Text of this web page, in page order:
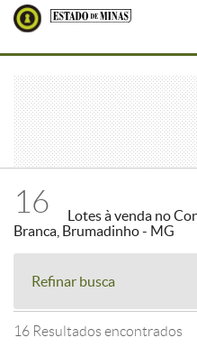
16
Lotes à venda no
Branca, Brumadinho - MG
Refinar busca
16 Resultados encontrados